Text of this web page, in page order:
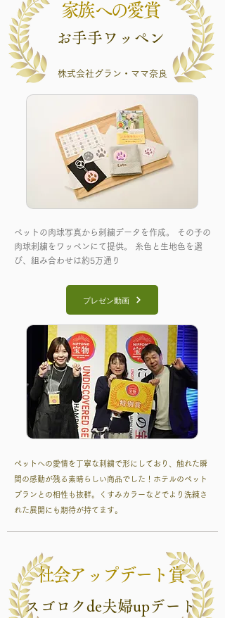
家族への愛賞
お手手ワッペン
株式会社グラン・ママ奈良
ペットの肉球写真から刺繍データを作成。 その子の
肉球刺繍をワッペンにて提供。 糸色と生地色を選
び、組み合わせは約5万通り
プレゼン動画
ペットへの愛情を丁寧な刺繍で形にしており、触れた瞬
間の感動が残る素晴らしい商品でした！ホテルのペット
プランとの相性も抜群。くすみカラーなどでより洗練さ
れた展開にも期待が持てます。
社会アップデート賞
スゴロクde夫婦upデート